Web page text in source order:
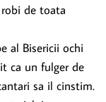
de toata
al Bisericii ochi
ca un fulger de
sa il cinstim.